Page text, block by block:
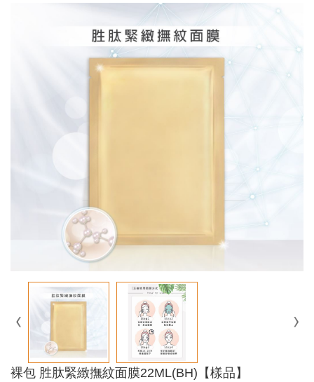
裸包 胜肽緊緻撫紋面膜22ML(BH)【樣品】